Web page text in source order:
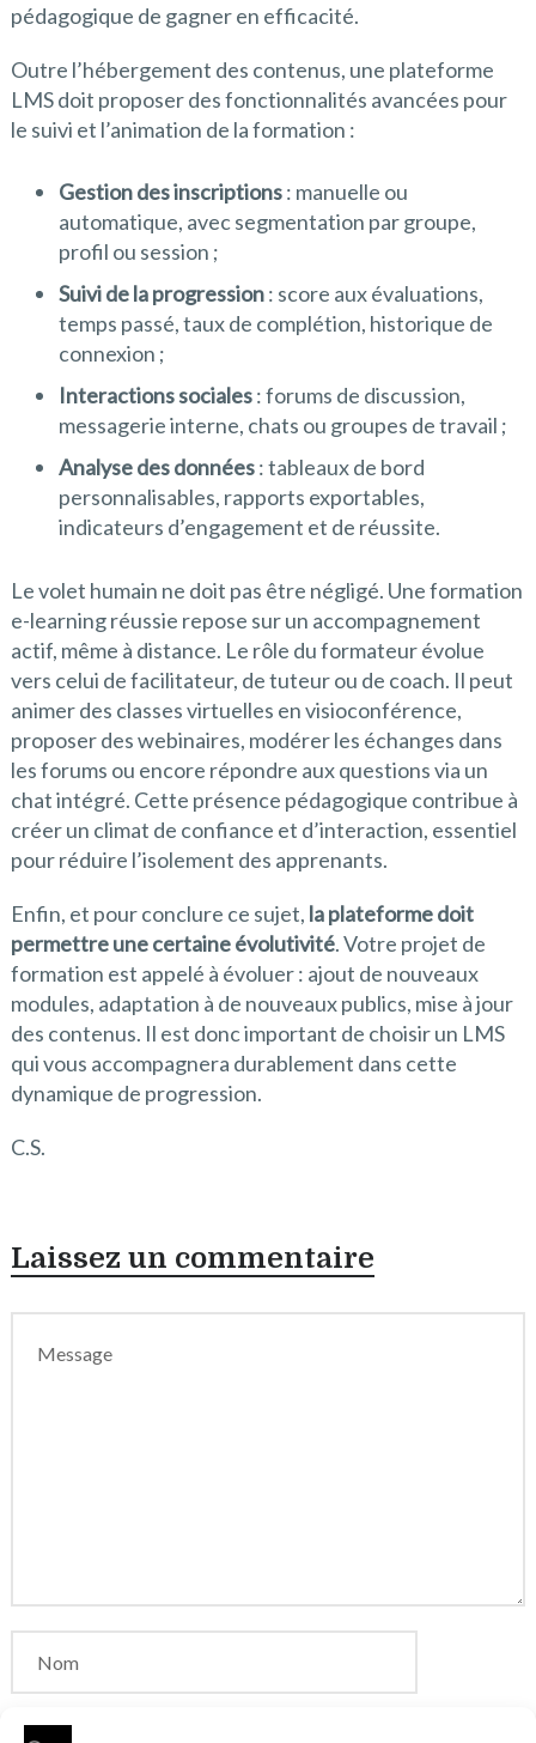
pédagogique de gagner en efficacité.
Outre l’hébergement des contenus, une plateforme
LMS doit proposer des fonctionnalités avancées pour
le suivi et l’animation de la formation :
Gestion des inscriptions: manuelle ou
automatique, avec segmentation par groupe,
profil ou session ;
Suivi de la progression: score aux évaluations,
temps passé, taux de complétion, historique de
connexion ;
Interactions sociales: forums de discussion,
messagerie interne, chats ou groupes de travail ;
Analyse des données: tableaux de bord
personnalisables, rapports exportables,
indicateurs d’engagement et de réussite.
Le volet humain ne doit pas être négligé. Une formation
e-learning réussie repose sur un accompagnement
actif, même à distance. Le rôle du formateur évolue
vers celui de facilitateur, de tuteur ou de coach. Il peut
animer des classes virtuelles en visioconférence,
proposer des webinaires, modérer les échanges dans
les forums ou encore répondre aux questions via un
chat intégré. Cette présence pédagogique contribue à
créer un climat de confiance et d’interaction, essentiel
pour réduire l’isolement des apprenants.
Enfin, et pour conclure ce sujet, la plateforme doit
permettre une certaine évolutivité. Votre projet de
formation est appelé à évoluer : ajout de nouveaux
modules, adaptation à de nouveaux publics, mise à jour
des contenus. Il est donc important de choisir un LMS
qui vous accompagnera durablement dans cette
dynamique de progression.
C.S.
Laissez un commentaire